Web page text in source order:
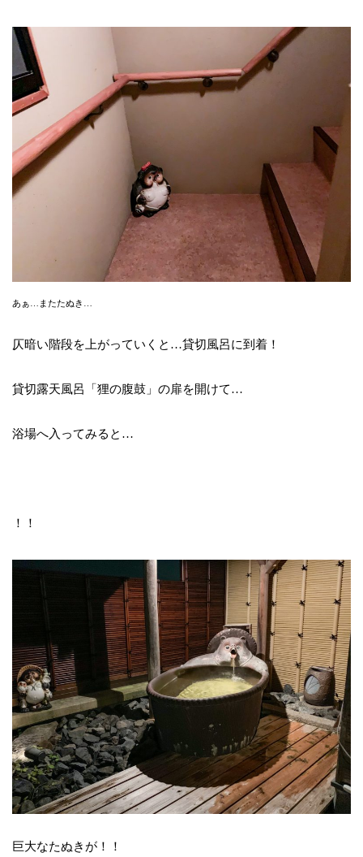
あぁ…またたぬき…
仄暗い階段を上がっていくと…貸切風呂に到着！
貸切露天風呂「狸の腹鼓」の扉を開けて…
浴場へ入ってみると…
！！
巨大なたぬきが！！